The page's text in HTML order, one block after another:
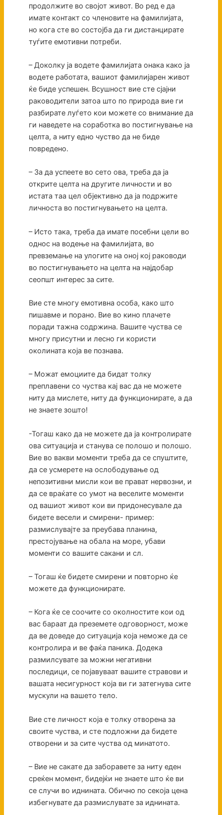
продолжите во својот живот. Во ред е да
имате контакт со членовите на фамилијата,
но кога сте во состојба да ги дистанцирате
туѓите емотивни потреби.
– Доколку ја водете фамилијата онака како ја
водете работата, вашиот фамилијарен живот
ќе биде успешен. Всушност вие сте сјајни
раководители затоа што по природа вие ги
разбирате луѓето кои можете со внимание да
ги наведете на соработка во постигнување на
целта, а ниту едно чуство да не биде
повредено.
– За да успеете во сето ова, треба да ја
открите целта на другите личности и во
истата таа цел објективно да ја подржите
личноста во постигнувањето на целта.
– Исто така, треба да имате посебни цели во
однос на водење на фамилијата, во
превземање на улогите на оној кој раководи
во постигнувањето на целта на најдобар
сеопшт интерес за сите.
Вие сте многу емотивна особа, како што
пишавме и порано. Вие во кино плачете
поради тажна содржина. Вашите чуства се
многу присутни и лесно ги користи
околината која ве познава.
– Можат емоциите да бидат толку
преплавени со чуства кај вас да не можете
ниту да мислете, ниту да функционирате, а да
не знаете зошто!
-Тогаш како да не можете да ја контролирате
ова ситуација и станува се полошо и полошо.
Вие во вакви моменти треба да се спуштите,
да се усмерете на ослободување од
непозитивни мисли кои ве прават нервозни, и
да се враќате со умот на веселите моменти
од вашиот живот кои ви придонесувале да
бидете весели и смирени- пример:
размислувајте за преубава планина,
престојување на обала на море, убави
моменти со вашите сакани и сл.
– Тогаш ќе бидете смирени и повторно ќе
можете да функционирате.
– Кога ќе се соочите со околностите кои од
вас бараат да преземете одговорност, може
да ве доведе до ситуација која неможе да се
контролира и ве фаќа паника. Додека
размилсувате за можни негативни
последици, се појавуваат вашите стравови и
вашата несигурност која ви ги затегнува сите
мускули на вашето тело.
Вие сте личност која е толку отворена за
своите чуства, и сте подложни да бидете
отворени и за сите чуства од минатото.
– Вие не сакате да заборавете за ниту еден
среќен момент, бидејќи не знаете што ќе ви
се случи во иднината. Обично по секоја цена
избегнувате да размислувате за иднината.